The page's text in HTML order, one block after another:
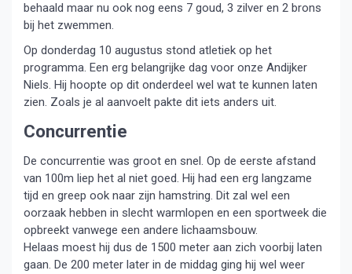
behaald maar nu ook nog eens 7 goud, 3 zilver en 2 brons
bij het zwemmen.
Op donderdag 10 augustus stond atletiek op het
programma. Een erg belangrijke dag voor onze Andijker
Niels. Hij hoopte op dit onderdeel wel wat te kunnen laten
zien. Zoals je al aanvoelt pakte dit iets anders uit.
Concurrentie
De concurrentie was groot en snel. Op de eerste afstand
van 100m liep het al niet goed. Hij had een erg langzame
tijd en greep ook naar zijn hamstring. Dit zal wel een
oorzaak hebben in slecht warmlopen en een sportweek die
opbreekt vanwege een andere lichaamsbouw.
Helaas moest hij dus de 1500 meter aan zich voorbij laten
gaan. De 200 meter later in de middag ging hij wel weer